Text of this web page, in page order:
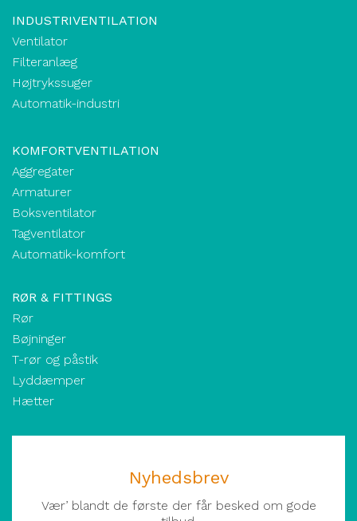
INDUSTRIVENTILATION
Ventilator
Filteranlæg
Højtrykssuger
Automatik-industri
KOMFORTVENTILATION
Aggregater
Armaturer
Boksventilator
Tagventilator
Automatik-komfort
RØR & FITTINGS
Rør
Bøjninger
T-rør og påstik
Lyddæmper
Hætter
Nyhedsbrev
Vær’ blandt de første der får besked om gode